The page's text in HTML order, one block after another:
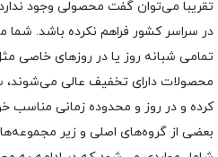
تقریبا می‌توان گفت محصولی وجود ندارد
در سراسر کشور فراهم نکرده باشد. شما
تمامی شبانه روز یا در روزهای خاصی
محصولات دارای تخفیف عالی
کرده و در روز و محدوده زمانی مناسب
بعضی از گروه‌های اصلی و زیر